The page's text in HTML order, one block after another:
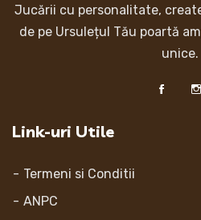
Jucării cu personalitate,
de pe Ursulețul Tău poartă
unice.
Link-uri Utile
Termeni si Conditii
ANPC